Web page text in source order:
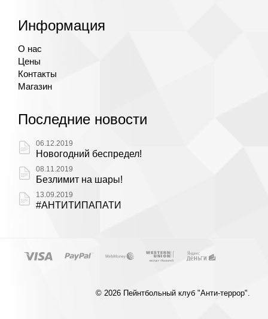
Информация
О нас
Цены
Контакты
Магазин
Последние новости
06.12.2019
Новогодний беспредел!
08.11.2019
Безлимит на шары!
13.09.2019
#АНТИТИПАПАТИ
© 2026 Пейнтбольный клуб "Анти-террор".